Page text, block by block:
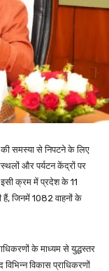
की समस्या से निपटने के लिए
और पर्यटन केंद्रों पर
इसी क्रम में प्रदेश के 11
हैं, जिनमें 1082 वाहनों के
के माध्यम से युद्धस्तर
विकास प्राधिकरणों